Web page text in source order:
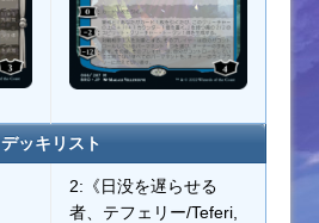
デッキリスト
2:《日没を遅らせる
者、テフェリー/Teferi,